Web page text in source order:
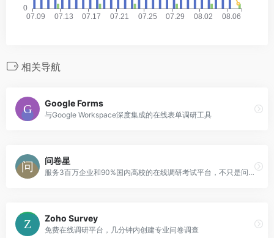
相关导航
Google Forms
与Google Workspace深度集成的在线表单调研工具
问卷星
服务3百万企业和90%国内高校的在线调研考试平台，不只是问卷和在线考试
Zoho Survey
免费在线调研平台，几分钟内创建专业问卷调查